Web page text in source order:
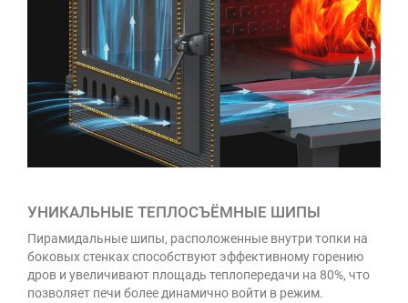
УНИКАЛЬНЫЕ ТЕПЛОСЪЁМНЫЕ ШИПЫ
Пирамидальные шипы, расположенные внутри топки на
боковых стенках способствуют эффективному горению
дров и увеличивают площадь теплопередачи на 80%, что
позволяет печи более динамично войти в режим.